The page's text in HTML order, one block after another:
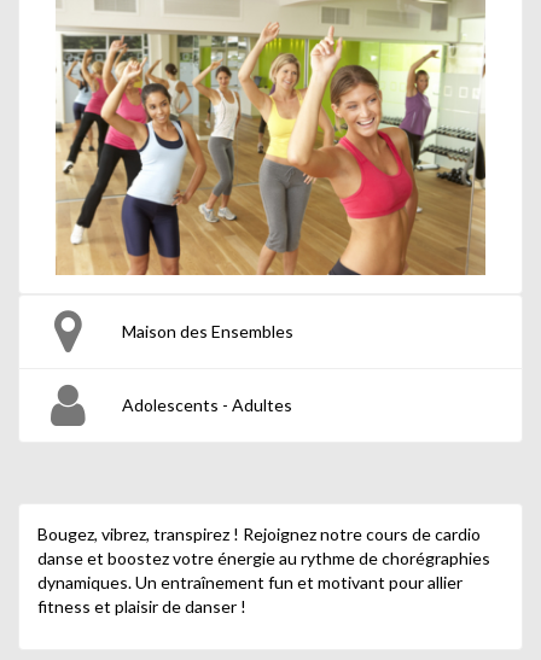
Maison des Ensembles
Adolescents - Adultes
Bougez, vibrez, transpirez ! Rejoignez notre cours de cardio
danse et boostez votre énergie au rythme de chorégraphies
dynamiques. Un entraînement fun et motivant pour allier
fitness et plaisir de danser !